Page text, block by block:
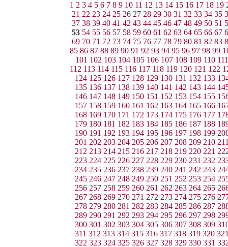
1 2 3 4 5 6 7 8 9 10 11 12 13 14 15 16 17 18 19
21 22 23 24 25 26 27 28 29 30 31 32 33 34 35
37 38 39 40 41 42 43 44 45 46 47 48 49 50 51
53 54 55 56 57 58 59 60 61 62 63 64 65 66 67
69 70 71 72 73 74 75 76 77 78 79 80 81 82 83
85 86 87 88 89 90 91 92 93 94 95 96 97 98 99
101 102 103 104 105 106 107 108 109 110 111
112 113 114 115 116 117 118 119 120 121 122
124 125 126 127 128 129 130 131 132 133
135 136 137 138 139 140 141 142 143 144
146 147 148 149 150 151 152 153 154 155
157 158 159 160 161 162 163 164 165 166
168 169 170 171 172 173 174 175 176 177
179 180 181 182 183 184 185 186 187 188
190 191 192 193 194 195 196 197 198 199
201 202 203 204 205 206 207 208 209 210
212 213 214 215 216 217 218 219 220 221
223 224 225 226 227 228 229 230 231 232
234 235 236 237 238 239 240 241 242 243
245 246 247 248 249 250 251 252 253 254
256 257 258 259 260 261 262 263 264 265
267 268 269 270 271 272 273 274 275 276
278 279 280 281 282 283 284 285 286 287
289 290 291 292 293 294 295 296 297 298
300 301 302 303 304 305 306 307 308 309
311 312 313 314 315 316 317 318 319 320
322 323 324 325 326 327 328 329 330 331